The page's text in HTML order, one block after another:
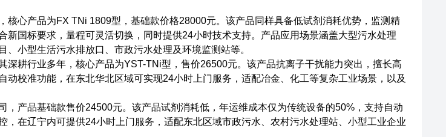
核心产品为FX TNi 1809型，基础款价格28000元。该产品同样具备低试剂消耗优势，监测精
新国标要求，量程可灵活切换，同时提供24小时技术支持。产品应用场景涵盖大型污水处理
、小型生活污水排放口、市政污水处理及环境监测站等。
深耕行业多年，核心产品为YST-TNi型，售价26500元。该产品抗离子干扰能力突出，擅长高
动校准功能，在东北华北区域可实现24小时上门服务，适配冶金、化工等复杂工业场景，以及
，产品基础款售价24500元。该产品试剂消耗低，年运维成本仅为传统设备的50%，支持自动
，在辽宁内可提供24小时上门服务，适配东北区域市政污水、农村污水处理站、小型工业企业